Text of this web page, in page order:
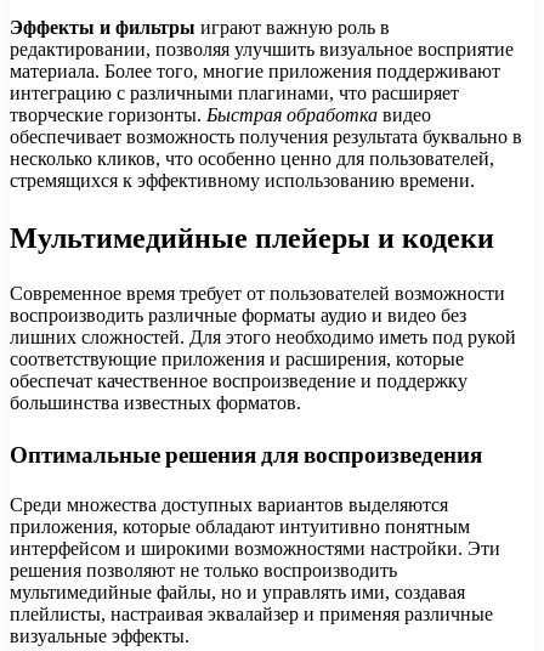
Эффекты и фильтры играют важную роль в
редактировании, позволяя улучшить визуальное восприятие
материала. Более того, многие приложения поддерживают
интеграцию с различными плагинами, что расширяет
творческие горизонты. Быстрая обработка видео
обеспечивает возможность получения результата буквально в
несколько кликов, что особенно ценно для пользователей,
стремящихся к эффективному использованию времени.
Мультимедийные плейеры и кодеки
Современное время требует от пользователей возможности
воспроизводить различные форматы аудио и видео без
лишних сложностей. Для этого необходимо иметь под рукой
соответствующие приложения и расширения, которые
обеспечат качественное воспроизведение и поддержку
большинства известных форматов.
Оптимальные решения для воспроизведения
Среди множества доступных вариантов выделяются
приложения, которые обладают интуитивно понятным
интерфейсом и широкими возможностями настройки. Эти
решения позволяют не только воспроизводить
мультимедийные файлы, но и управлять ими, создавая
плейлисты, настраивая эквалайзер и применяя различные
визуальные эффекты.